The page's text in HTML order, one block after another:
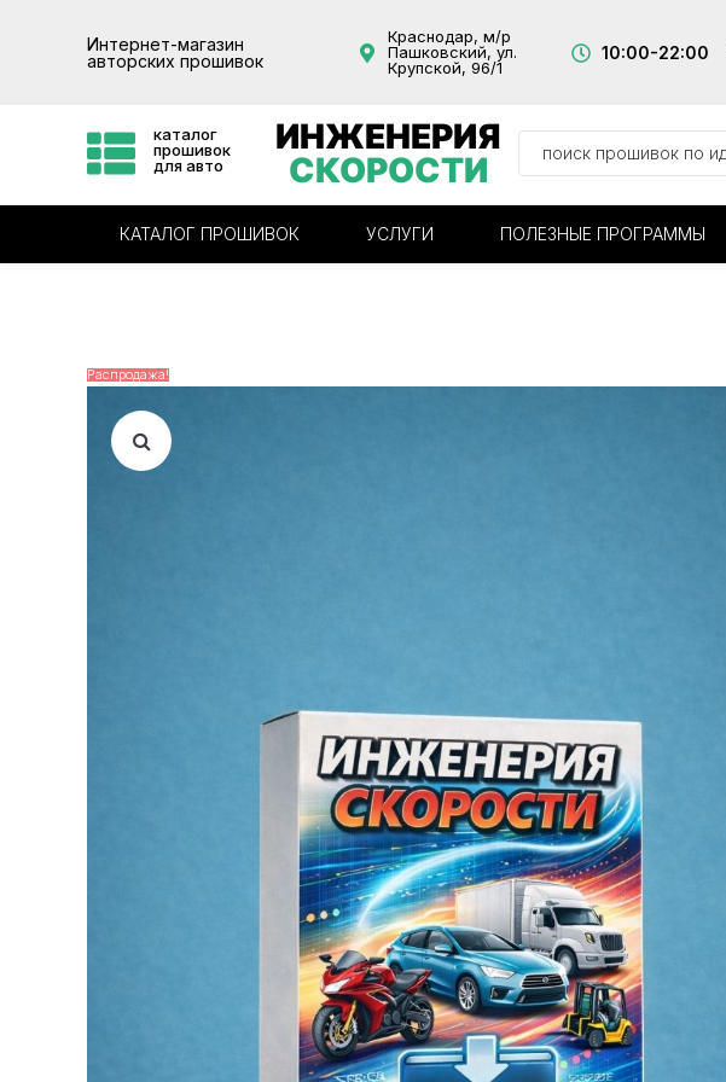
Интернет-магазин
авторских прошивок
Краснодар, м/р
Пашковский, ул.
Крупской, 96/1
10:00-22:00
каталог
прошивок
для авто
ИНЖЕНЕРИЯ
СКОРОСТИ
КАТАЛОГ ПРОШИВОК УСЛУГИ ПОЛЕЗНЫЕ ПРОГРАММЫ
Распродажа!